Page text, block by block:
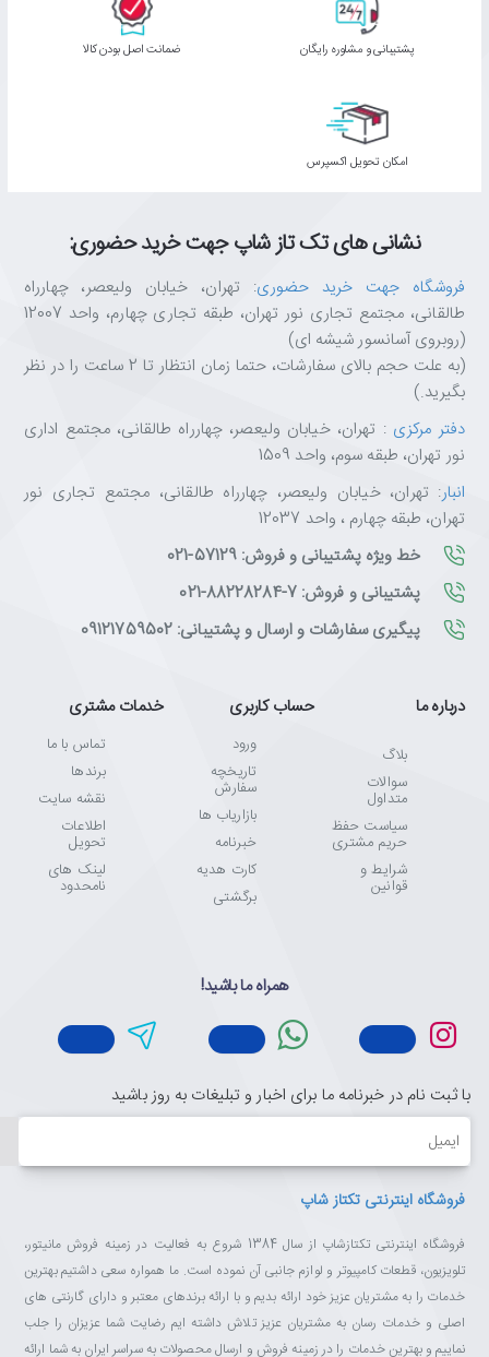
پشتیبانی و مشاوره رایگان ﺿﻤﺎﻧﺖ اﺻﻞ ﺑﻮدن ﮐﺎﻟﺎ
اﻣﮑﺎن ﺗﺤﻮﯾﻞ اﮐﺴﭙﺮس
نشانی های تک تاز شاپ جهت خرید حضوری:
فروشگاه جهت خرید حضوری: تهران، خیابان ولیعصر، چهارراه
طالقانی، مجتمع تجاری نور تهران، طبقه تجاری چهارم، واحد 12007
(روبروی آسانسور شیشه ای)
(به علت حجم بالای سفارشات، حتما زمان انتظار تا 2 ساعت را در نظر
بگیرید.)
دفتر مرکزی : تهران، خیابان ولیعصر، چهارراه طالقانی، مجتمع اداری
نور تهران، طبقه سوم، واحد 1509
انبار: تهران، خیابان ولیعصر، چهارراه طالقانی، مجتمع تجاری نور
تهران، طبقه چهارم ، واحد 12037
خط ویژه پشتیبانی و فروش: 57129-021
پشتیبانی و فروش: 7-88228284-021
پیگیری سفارشات و ارسال و پشتیبانی: 09121759502
درباره ما
بلاگ
سوالات
متداول
سیاست حفظ
حریم مشتری
شرایط و
قوانین
حساب کاربری
ورود
تاریخچه
سفارش
بازاریاب ها
خبرنامه
کارت هدیه
برگشتی
خدمات مشتری
تماس با ما
برندها
نقشه سایت
اطلاعات
تحویل
لینک های
نامحدود
همراه ما باشید!
با ثبت نام در خبرنامه ما برای اخبار و تبلیغات به روز باشید
ایمیل
فروشگاه اینترنتی تکتاز شاپ
فروشگاه اینترنتی تکتازشاپ از سال 1384 شروع به فعالیت در زمینه فروش مانیتور،
تلویزیون، قطعات کامپیوتر و لوازم جانبی آن نموده است. ما همواره سعی داشتیم بهترین
خدمات را به مشتریان عزیز خود ارائه بدیم و با ارائه برندهای معتبر و دارای گارنتی های
اصلی و خدمات رسان به مشتریان عزیز تلاش داشته ایم رضایت شما عزیزان را جلب
نماییم و بهترین خدمات را در زمینه فروش و ارسال محصولات به سراسر ایران به شما ارائه